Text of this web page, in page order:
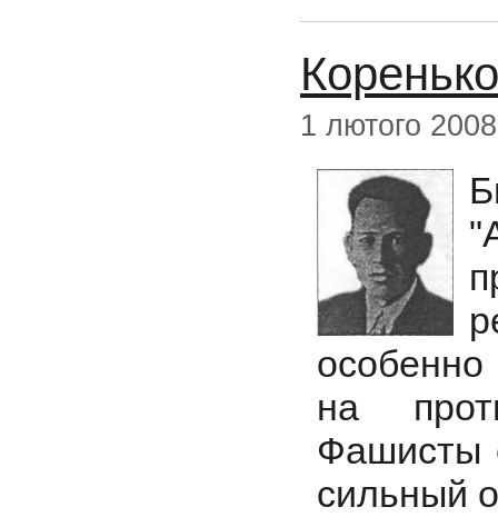
1 лютого 2008
особенно
на
Фашисты
сильный